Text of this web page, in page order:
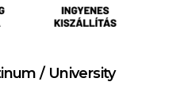
/ University